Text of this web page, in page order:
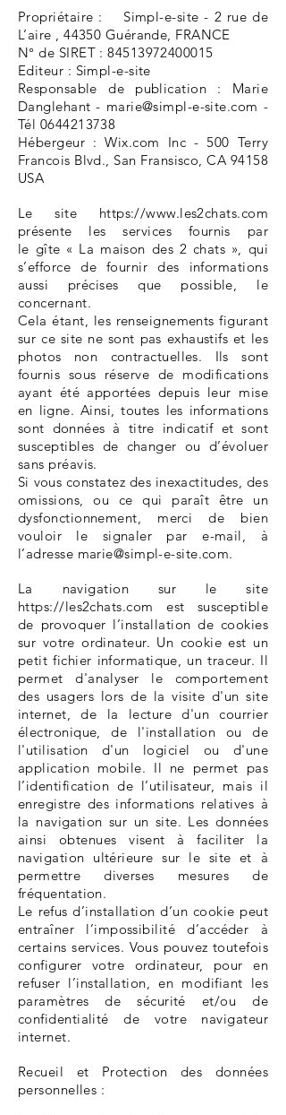
Propriétaire : Simpl-e-site - 2 rue de
L’aire , 44350 Guérande, FRANCE
N° de SIRET :84513972400015
Editeur : Simpl-e-site
Responsable de publication : Marie
Danglehant - marie@simpl-e-site.com -
Tél 0644213738
Hébergeur : Wix.com Inc - 500 Terry
Francois Blvd., San Fransisco, CA 94158
USA
Le site https://www.les2chats.com
présente les services fournis par
le gîte « La maison des 2 chats », qui
s’efforce de fournir des informations
aussi précises que possible, le
concernant.
Cela étant, les renseignements figurant
sur ce site ne sont pas exhaustifs et les
photos non contractuelles. Ils sont
fournis sous réserve de modifications
ayant été apportées depuis leur mise
en ligne. Ainsi, toutes les informations
sont données à titre indicatif et sont
susceptibles de changer ou d’évoluer
sans préavis.
Si vous constatez des inexactitudes, des
omissions, ou ce qui paraît être un
dysfonctionnement, merci de bien
vouloir le signaler par e-mail, à
l’adresse marie@simpl-e-site.com.
La navigation sur le site
https://les2chats.com est susceptible
de provoquer l’installation de cookies
sur votre ordinateur. Un cookie est un
petit fichier informatique, un traceur. Il
permet d'analyser le comportement
des usagers lors de la visite d'un site
internet, de la lecture d'un courrier
électronique, de l'installation ou de
l'utilisation d'un logiciel ou d'une
application mobile. Il ne permet pas
l’identification de l’utilisateur, mais il
enregistre des informations relatives à
la navigation sur un site. Les données
ainsi obtenues visent à faciliter la
navigation ultérieure sur le site et à
permettre diverses mesures de
fréquentation.
Le refus d’installation d’un cookie peut
entraîner l’impossibilité d’accéder à
certains services. Vous pouvez toutefois
configurer votre ordinateur, pour en
refuser l’installation, en modifiant les
paramètres de sécurité et/ou de
confidentialité de votre navigateur
internet.
Recueil et Protection des données
personnelles :